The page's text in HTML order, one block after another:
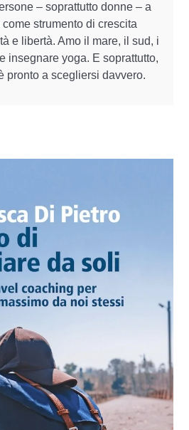
– soprattutto donne – a
strumento di crescita
e libertà. Amo il mare, il sud, i
insegnare yoga. E soprattutto,
pronto a scegliersi davvero.